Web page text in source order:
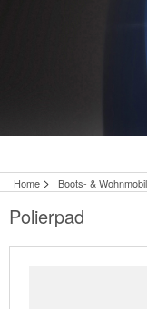
Home > Boots- &
Polierpad